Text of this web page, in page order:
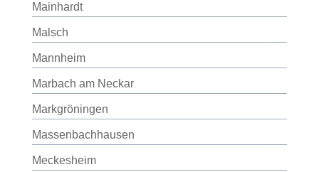
Mainhardt
Malsch
Mannheim
Marbach am Neckar
Markgröningen
Massenbachhausen
Meckesheim